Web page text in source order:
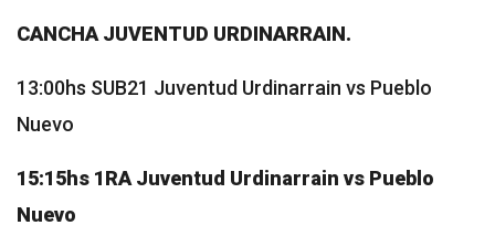
CANCHA JUVENTUD URDINARRAIN.
13:00hs SUB21 Juventud Urdinarrain vs Pueblo
Nuevo
15:15hs 1RA Juventud Urdinarrain vs Pueblo
Nuevo